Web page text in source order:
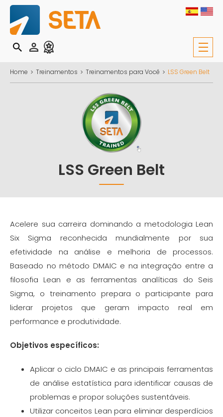
Home Treinamentos Treinamentos para Você LSS Green Belt
LSS Green Belt
Acelere sua carreira dominando a metodologia Lean
Six Sigma reconhecida mundialmente por sua
efetividade na análise e melhoria de processos.
Baseado no método DMAIC e na integração entre a
filosofia Lean e as ferramentas analíticas do Seis
Sigma, o treinamento prepara o participante para
liderar projetos que geram impacto real em
performance e produtividade.
Objetivos específicos:
Aplicar o ciclo DMAIC e as principais ferramentas
de análise estatística para identificar causas de
problemas e propor soluções sustentáveis.
Utilizar conceitos Lean para eliminar desperdícios